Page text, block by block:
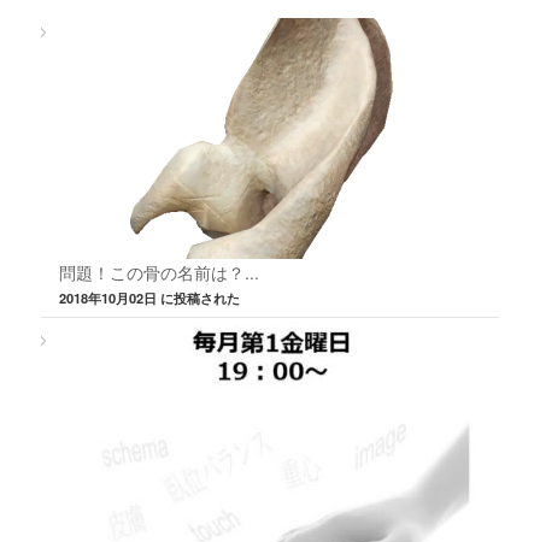
問題！この骨の名前は？...
2018年10月02日 に投稿された